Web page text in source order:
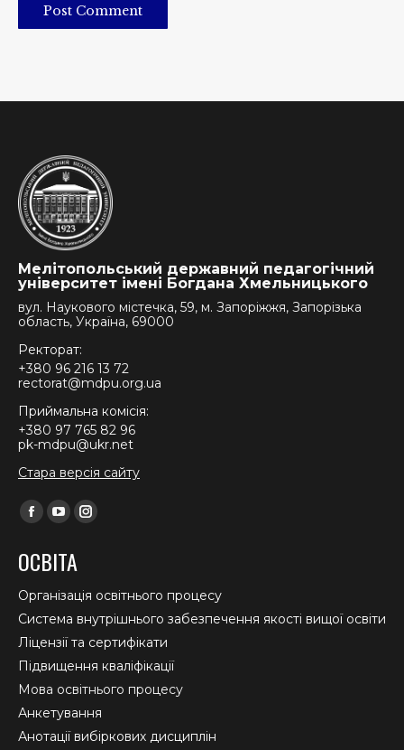
Post Comment
Мелітопольський державний педагогічний
університет імені Богдана Хмельницького
вул. Наукового містечка, 59, м. Запоріжжя, Запорізька
область, Україна, 69000
Ректорат:
+380 96 216 13 72
rectorat@mdpu.org.ua
Приймальна комісія:
+380 97 765 82 96
pk-mdpu@ukr.net
Стара версія сайту
Find us on:
Facebook
opens
in
new
window
YouTube
opens
in
new
window
Instagram
in
new
window
ОСВІТА
Організація освітнього процесу
Система внутрішнього забезпечення якості вищої освіти
Ліцензії та сертифікати
Підвищення кваліфікації
Мова освітнього процесу
Анкетування
Анотації вибіркових дисциплін